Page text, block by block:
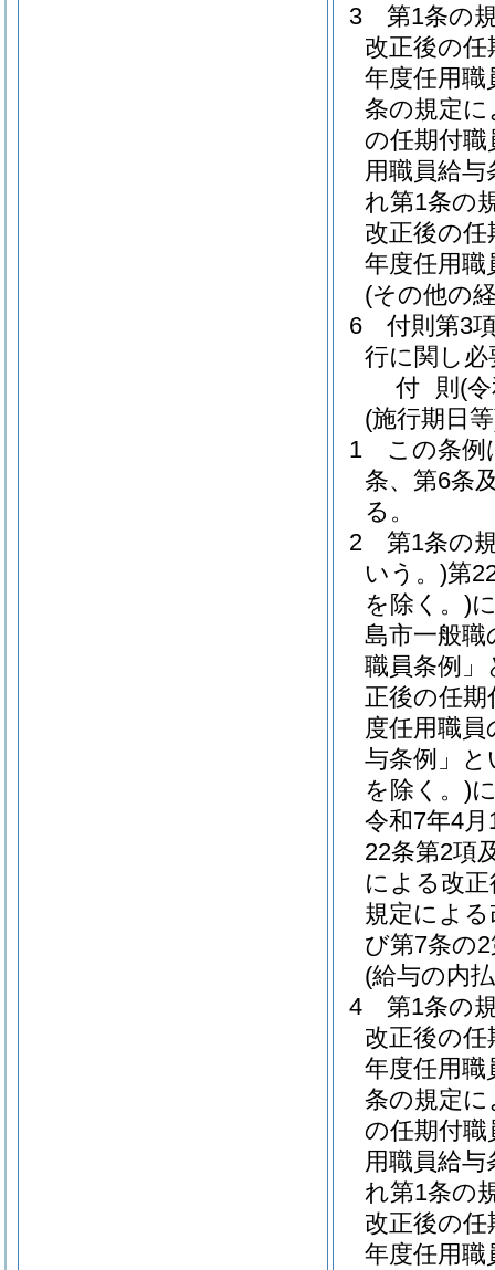
3
第1条の
改正後の
年度任用
条の規定
の任期付
用職員給
れ第1条の
改正後の
年度任用
(その他の
6
付則第3
行に関し
付 則 (
(施行期日
1
この条例
条、第6条
る。
2
第1条の
いう。)第
を除く。)
島市一般職
職員条例」
正後の任
度任用職
与条例」と
を除く。)
令和7年4
22条第2項
による改
規定によ
び第7条の
(給与の内
4
第1条の
改正後の
年度任用
条の規定
の任期付
用職員給
れ第1条の
改正後の
年度任用